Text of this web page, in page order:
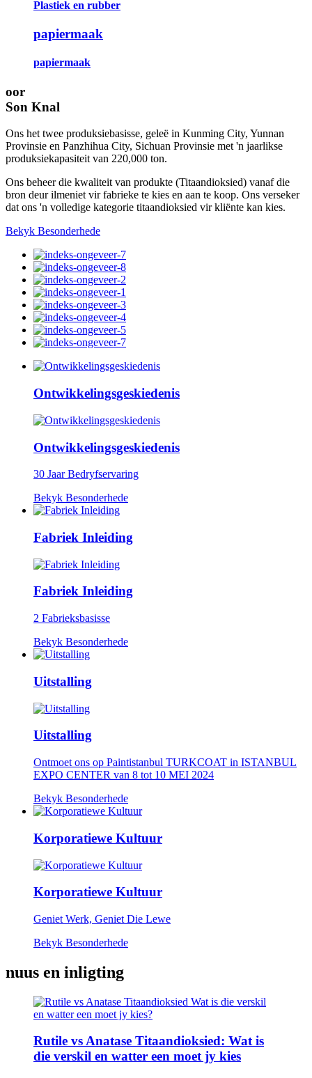
Plastiek en rubber
papiermaak
papiermaak
oor
Son Knal
Ons het twee produksiebasisse, geleë in Kunming City, Yunnan
Provinsie en Panzhihua City, Sichuan Provinsie met 'n jaarlikse
produksiekapasiteit van 220,000 ton.
Ons beheer die kwaliteit van produkte (Titaandioksied) vanaf die
bron deur ilmeniet vir fabrieke te kies en aan te koop. Ons verseker
dat ons 'n volledige kategorie titaandioksied vir kliënte kan kies.
Bekyk Besonderhede
Ontwikkelingsgeskiedenis
Ontwikkelingsgeskiedenis
30 Jaar Bedryfservaring
Bekyk Besonderhede
Fabriek Inleiding
Fabriek Inleiding
2 Fabrieksbasisse
Bekyk Besonderhede
Uitstalling
Uitstalling
Ontmoet ons op Paintistanbul TURKCOAT in ISTANBUL
EXPO CENTER van 8 tot 10 MEI 2024
Bekyk Besonderhede
Korporatiewe Kultuur
Korporatiewe Kultuur
Geniet Werk, Geniet Die Lewe
Bekyk Besonderhede
nuus en inligting
Rutile vs Anatase Titaandioksied: Wat is
die verskil en watter een moet jy kies